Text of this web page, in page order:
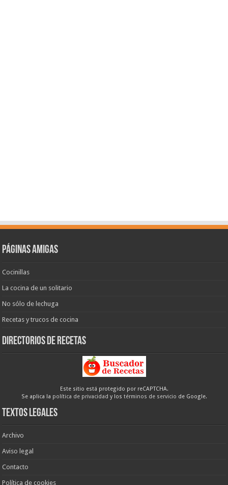
Páginas amigas
Cocinillas
La cocina de un solitario
No sólo de lechuga
Recetas y trucos de cocina
Directorios de recetas
Este sitio está protegido por reCAPTCHA.
Se aplica la política de privacidad y los términos de servicio de Google.
Textos legales
Archivo
Aviso legal
Contacto
Política de cookies